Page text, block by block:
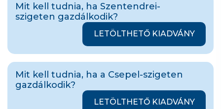
Mit kell tudnia, ha Szentendrei-
szigeten gazdálkodik?
LETÖLTHETŐ KIADVÁNY
Mit kell tudnia, ha a Csepel-szigeten
gazdálkodik?
LETÖLTHETŐ KIADVÁNY